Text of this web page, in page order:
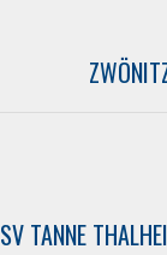
SV TANNE